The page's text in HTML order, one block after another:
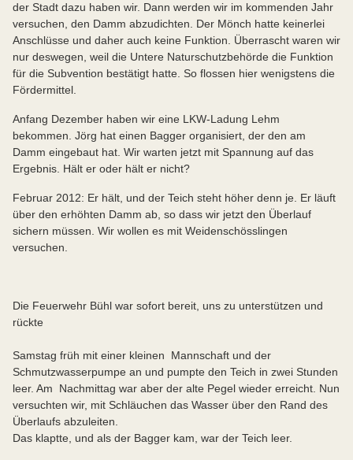
der Stadt dazu haben wir. Dann werden wir im kommenden Jahr
versuchen, den Damm abzudichten. Der Mönch hatte keinerlei
Anschlüsse und daher auch keine Funktion. Überrascht waren wir
nur deswegen, weil die Untere Naturschutzbehörde die Funktion
für die Subvention bestätigt hatte. So flossen hier wenigstens die
Fördermittel.
Anfang Dezember haben wir eine LKW-Ladung Lehm
bekommen. Jörg hat einen Bagger organisiert, der den am
Damm eingebaut hat. Wir warten jetzt mit Spannung auf das
Ergebnis. Hält er oder hält er nicht?
Februar 2012: Er hält, und der Teich steht höher denn je. Er läuft
über den erhöhten Damm ab, so dass wir jetzt den Überlauf
sichern müssen. Wir wollen es mit Weidenschösslingen
versuchen.
Die Feuerwehr Bühl war sofort bereit, uns zu unterstützen und
rückte
Samstag früh mit einer kleinen Mannschaft und der
Schmutzwasserpumpe an und pumpte den Teich in zwei Stunden
leer. Am Nachmittag war aber der alte Pegel wieder erreicht. Nun
versuchten wir, mit Schläuchen das Wasser über den Rand des
Überlaufs abzuleiten.
Das klaptte, und als der Bagger kam, war der Teich leer.